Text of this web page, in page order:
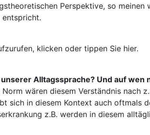
Perspektive, so
klicken oder tippen Sie hier.
Alltagssprache? Und auf wen
wären diesem Verständnis nach
sich in diesem Kontext auch
z.B. werden in diesem